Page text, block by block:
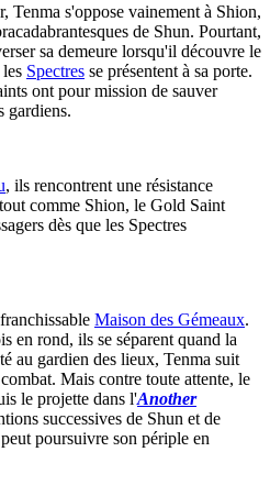
Tenma s'oppose vainement à Shion,
de Shun. Pourtant,
sa demeure lorsqu'il découvre le
Spectres se présentent à sa porte.
ont pour mission de sauver
gardiens.
, ils rencontrent une résistance
comme Shion, le Gold Saint
dès que les Spectres
Maison des Gémeaux.
en rond, ils se séparent quand la
au gardien des lieux, Tenma suit
Mais contre toute attente, le
le projette dans l'Another
successives de Shun et de
poursuivre son périple en